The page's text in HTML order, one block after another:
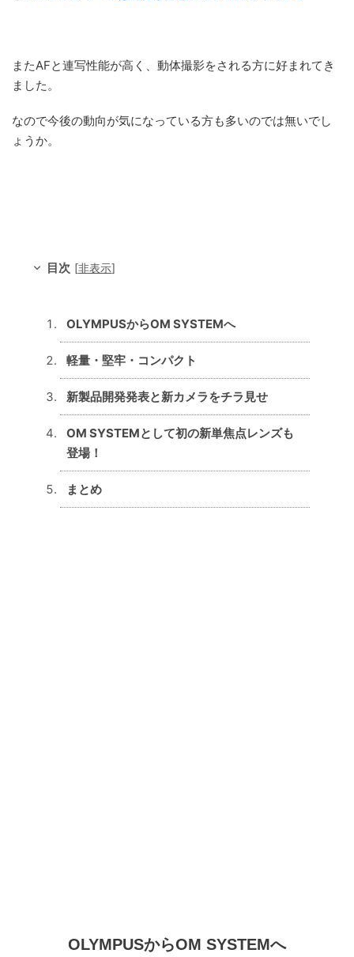
またAFと連写性能が高く、動体撮影をされる方に好まれてき
ました。
なので今後の動向が気になっている方も多いのでは無いでし
ょうか。
目次 [非表示]
OLYMPUSからOM SYSTEMへ
軽量・堅牢・コンパクト
新製品開発発表と新カメラをチラ見せ
OM SYSTEMとして初の新単焦点レンズも
登場！
まとめ
OLYMPUSからOM SYSTEMへ